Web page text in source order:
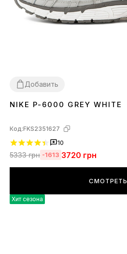
Добавить
3637 38 3940 41 424344 45
NIKE P-6000 GREY WHITE
Код:FKS2351627
10
5333грн -1613 3720 грн
СМОТРЕТЬ
Хит сезона